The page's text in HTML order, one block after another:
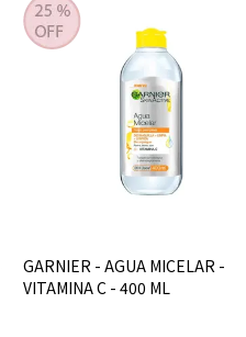
GARNIER - AGUA MICELAR -
VITAMINA C - 400 ML